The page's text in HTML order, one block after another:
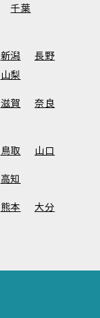
千葉
新潟
長野
山梨
滋賀
奈良
鳥取 山口
高知
熊本
大分